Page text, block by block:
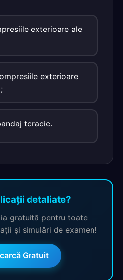
exterioare ale
exterioare
toracic.
detaliate?
gratuită pentru toate
și simulări de examen!
Gratuit